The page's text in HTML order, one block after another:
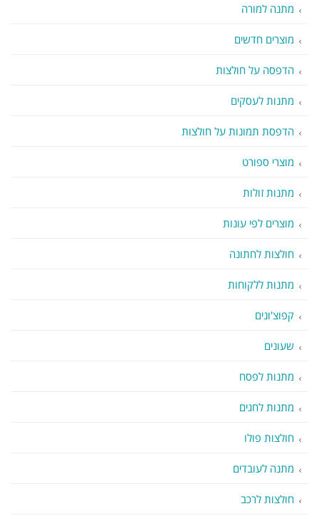
מתנה למורה
מוצרים חדשים
הדפסה על חולצות
מתנות לעסקים
הדפסת תמונות על חולצות
מוצרי ספורט
מתנות זולות
מוצרים לפי עונות
חולצות לחתונה
מתנות ללקוחות
קפוצ'ונים
שעונים
מתנות לפסח
מתנות לחגים
חולצות פולו
מתנה לעובדים
חולצות לרכב